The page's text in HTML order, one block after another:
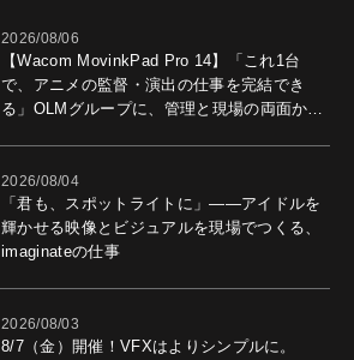
2026/08/06
【Wacom MovinkPad Pro 14】「これ1台
で、アニメの監督・演出の仕事を完結でき
る」OLMグループに、管理と現場の両面から
2026/08/04
「君も、スポットライトに」――アイドルを
輝かせる映像とビジュアルを現場でつくる、
imaginateの仕事
2026/08/03
8/7（金）開催！VFXはよりシンプルに。